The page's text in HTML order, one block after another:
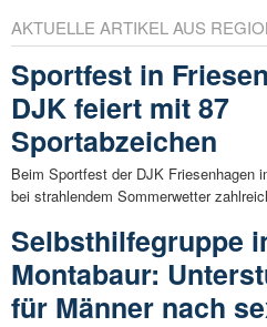
AKTUELLE ARTIKEL AUS
Sportfest in
DJK feiert mit 87
Sportabzeichen
Beim Sportfest der DJK Friesenhagen
bei strahlendem Sommerwetter
Selbsthilfegruppe
Montabaur:
für Männer nach